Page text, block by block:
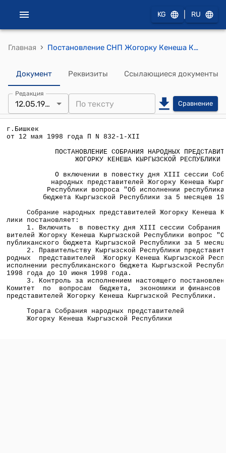
KG RU
Главная › Постановление СНП Жогорку Кенеша КР от 12 мая 1998 года П №832-1-ХII "О включении в повестку дня XIII сессии Собрания народных представителей Жогорку Кенеша Кыргызской Республики вопроса "Об исполнении республиканского бюджета Кыргызской Республики за 5 месяцев 1998 года"
Документ Реквизиты Ссылающиеся документы
Редакция
12.05.1998 Сравнение